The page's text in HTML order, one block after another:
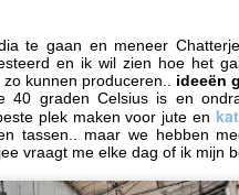
te gaan en meneer
en ik wil zien hoe het
kunnen produceren..
ideeën
graden Celsius is en
plek maken voor jute en
tassen.. maar we hebben
vraagt me elke dag of ik mijn